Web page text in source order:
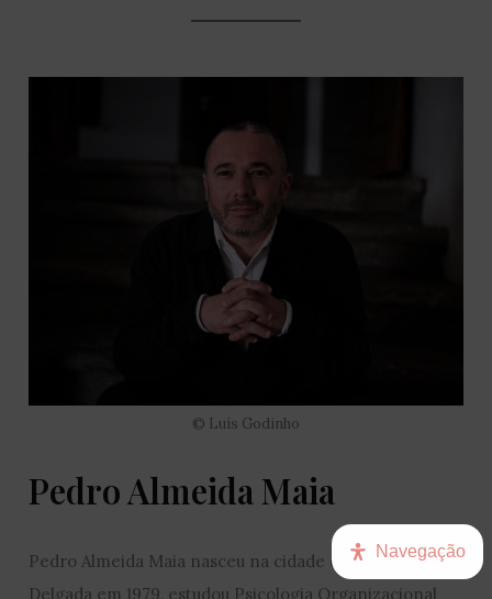
© Luís Godinho
Pedro Almeida Maia
Pedro Almeida Maia nasceu na cidade de Ponta
Delgada em 1979, estudou Psicologia Organizacional
Navegação